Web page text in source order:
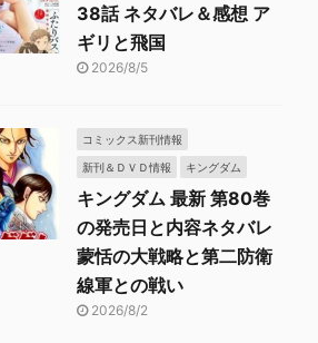
38話 ネタバレ＆感想 ア
ギリと飛国
2026/8/5
コミックス新刊情報
新刊＆ＤＶＤ情報 キングダム
キングダム 最新 第80巻
の発売日と内容ネタバレ
蒙恬の大戦略と第二防衛
線軍との戦い
2026/8/2